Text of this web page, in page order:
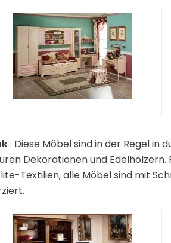
. Diese Möbel sind in der Regel in
Dekorationen und
Textilien, alle Möbel sind mit